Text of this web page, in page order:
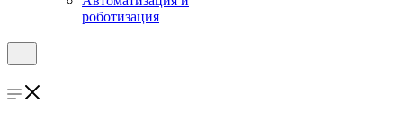
роботизация